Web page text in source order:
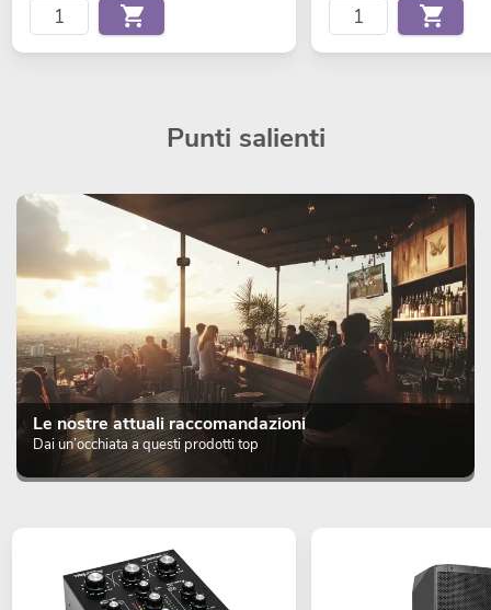
Punti salienti
Le nostre attuali raccomandazioni
Dai un’occhiata a questi prodotti top